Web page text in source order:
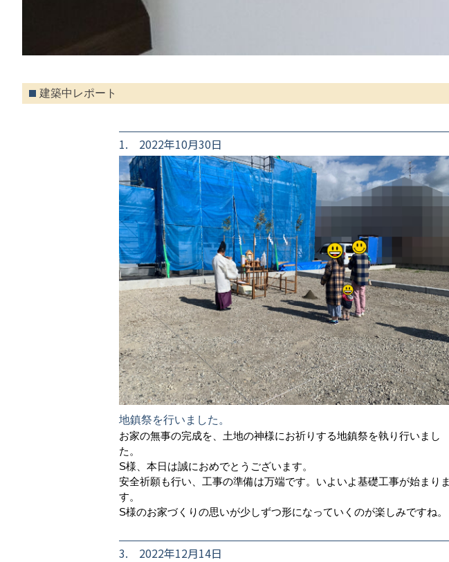
建築中レポート
1. 2022年10月30日
地鎮祭を行いました。
お家の無事の完成を、土地の神様にお祈りする地鎮祭を執り行いまし
た。
S様、本日は誠におめでとうございます。
安全祈願も行い、工事の準備は万端です。いよいよ基礎工事が始まりま
す。
S様のお家づくりの思いが少しずつ形になっていくのが楽しみですね。
3. 2022年12月14日